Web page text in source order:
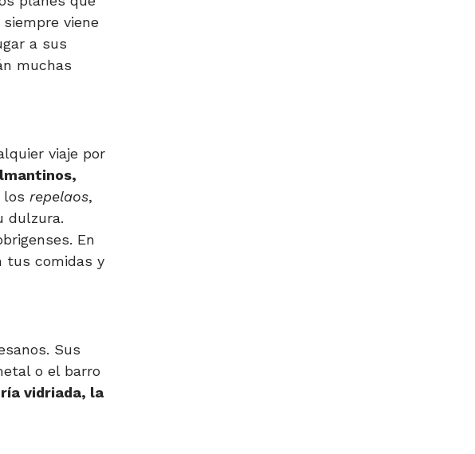
viene
a sus
muchas
viaje por
los repelaos,
dulzura.
En
tus comidas y
Sus
o el barro
vidriada, la